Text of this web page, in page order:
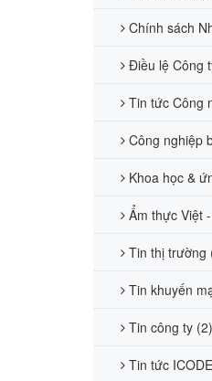
Chính sách
Điều lệ Công
Tin tức Công
Công nghiệp
Khoa học &
Ẩm thực Việt
Tin thị trường
Tin khuyến
Tin công ty (2)
Tin tức